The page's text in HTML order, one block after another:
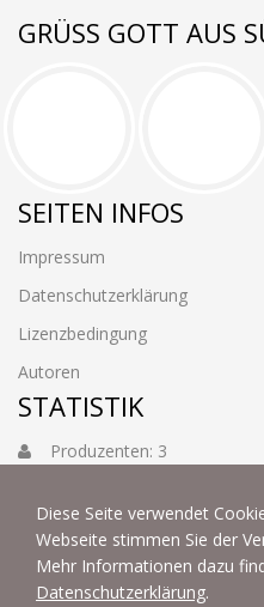
Diese Seite verwendet
Webseite stimmen Sie der
Mehr Informationen dazu
Datenschutzerklärung.
GRÜSS GOTT AUS
SEITEN INFOS
Impressum
Datenschutzerklärung
Lizenzbedingung
Autoren
STATISTIK
Produzenten: 3